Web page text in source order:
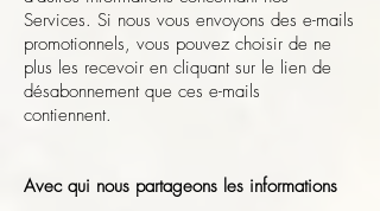
Services. Si nous vous envoyons des e-mails
promotionnels, vous pouvez choisir de ne
plus les recevoir en cliquant sur le lien de
désabonnement que ces e-mails
contiennent.
Avec qui nous partageons les informations